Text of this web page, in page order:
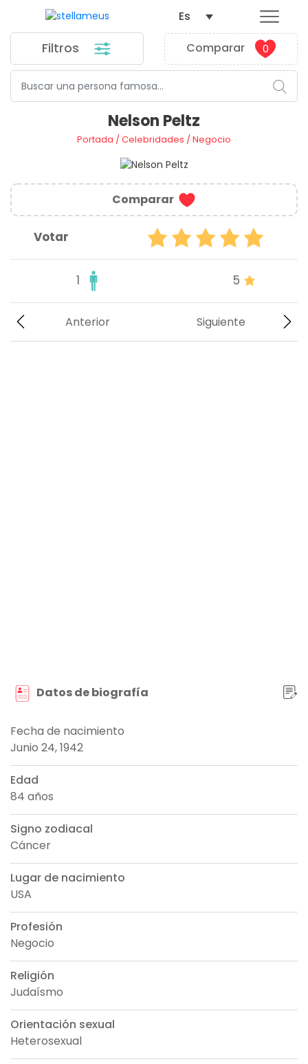
Filtros Comparar 0
Es
Nelson Peltz
Portada /Celebridades /Negocio
Comparar
Votar
1 5
Siguiente
Anterior
Datos de biografía
Fecha de nacimiento
Junio 24, 1942
Edad
84 años
Signo zodiacal
Cáncer
Lugar de nacimiento
USA
Profesión
Negocio
Religión
Judaísmo
Orientación sexual
Heterosexual